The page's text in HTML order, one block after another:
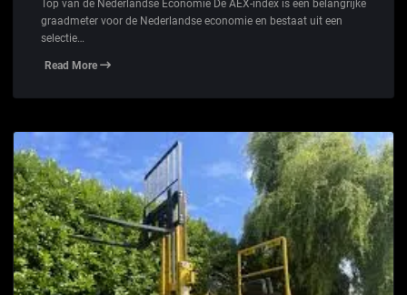
Top van de Nederlandse Economie De AEX-index is een belangrijke
graadmeter voor de Nederlandse economie en bestaat uit een
selectie…
Read More